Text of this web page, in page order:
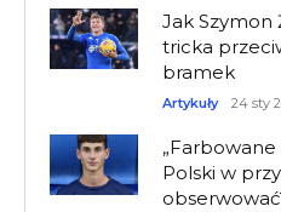
Jak Szymon
tricka
bramek
Artykuły 24 sty
Polski w